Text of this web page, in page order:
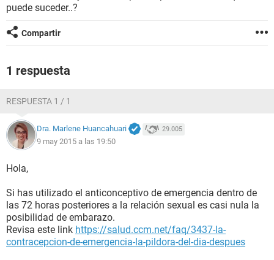
puede suceder..?
Compartir
1 respuesta
RESPUESTA 1 / 1
Dra. Marlene Huancahuari 29.005
9 may 2015 a las 19:50
Hola,
Si has utilizado el anticonceptivo de emergencia dentro de
las 72 horas posteriores a la relación sexual es casi nula la
posibilidad de embarazo.
Revisa este link https://salud.ccm.net/faq/3437-la-
contracepcion-de-emergencia-la-pildora-del-dia-despues